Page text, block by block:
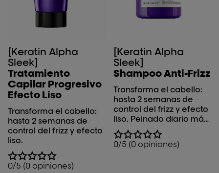
[Keratin Alpha
Sleek]
Tratamiento
Capilar Progresivo
Efecto Liso
Transforma el cabello:
hasta 2 semanas de
control del frizz y efecto
liso.
0/5 (0 opiniones)
[Keratin Alpha
Sleek]
Shampoo Anti-Frizz
Transforma el cabello:
hasta 2 semanas de
control del frizz y efecto
liso. Peinado diario más
rápido y brillo
instantáneo.**
0/5 (0 opiniones)